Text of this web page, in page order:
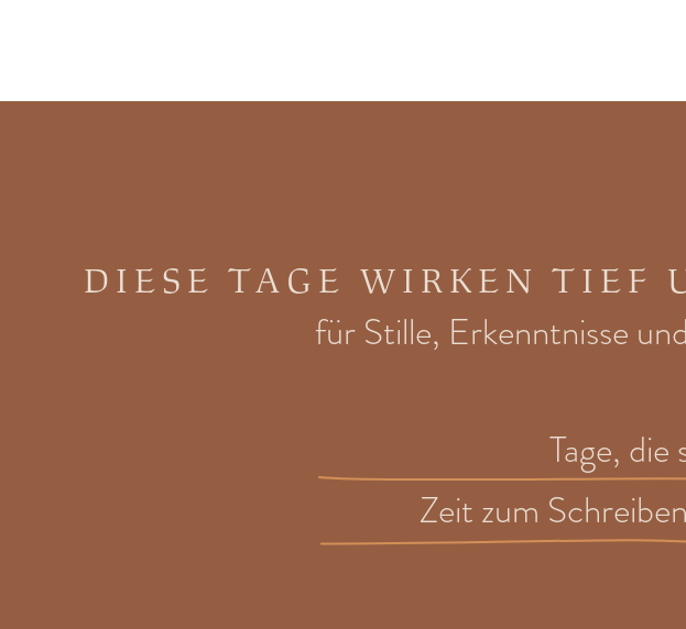
DIESE TAGE WIRKEN TIEF
für Stille, Erkenntnisse
Tage,
Zeit zum